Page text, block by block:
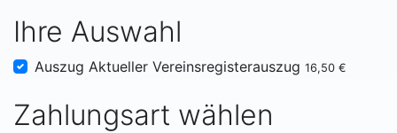
Ihre Auswahl
Auszug Aktueller Vereinsregisterauszug 16,50 €
Zahlungsart wählen